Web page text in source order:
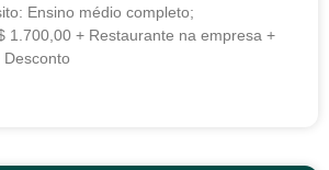
Ensino médio completo;
1.700,00 + Restaurante na empresa +